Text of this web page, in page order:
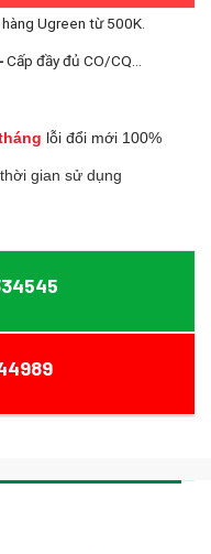
Ugreen từ 500K.
-Cấp đầy đủ CO/CQ...
lỗi đổi mới 100%
gian sử dụng